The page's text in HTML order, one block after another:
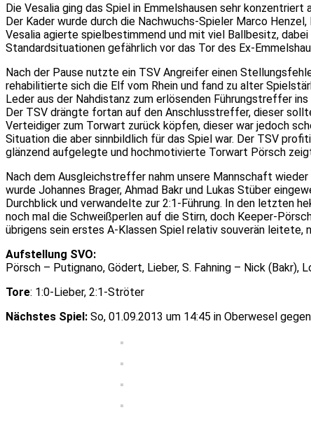
Die Vesalia ging das Spiel in Emmelshausen sehr
Der Kader wurde durch die Nachwuchs-Spieler Marco
Vesalia agierte spielbestimmend und mit viel Ballbesitz,
Standardsituationen gefährlich vor das Tor des Ex-
Nach der Pause nutzte ein TSV Angreifer einen
rehabilitierte sich die Elf vom Rhein und fand zu alter
Leder aus der Nahdistanz zum erlösenden Führungstreffer ins
Der TSV drängte fortan auf den Anschlusstreffer, dieser
Verteidiger zum Torwart zurück köpfen, dieser war jedoch
Situation die aber sinnbildlich für das Spiel war. Der TSV
glänzend aufgelegte und hochmotivierte Torwart Pörsch
Nach dem Ausgleichstreffer nahm unsere Mannschaft
wurde Johannes Brager, Ahmad Bakr und Lukas Stüber
Durchblick und verwandelte zur 2:1-Führung. In den letzten
noch mal die Schweißperlen auf die Stirn, doch Keeper-
übrigens sein erstes A-Klassen Spiel relativ souverän leitete,
Aufstellung SVO:
Pörsch – Putignano, Gödert, Lieber, S. Fahning – Nick (Bakr),
Tore: 1:0-Lieber, 2:1-Ströter
Nächstes Spiel: So, 01.09.2013 um 14:45 in Oberwesel